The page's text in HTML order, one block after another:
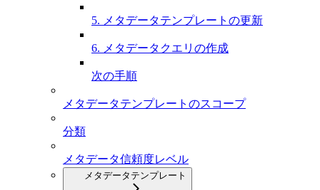
5. メタデータテンプレートの更新
6. メタデータクエリの作成
次の手順
メタデータテンプレートのスコープ
分類
メタデータ信頼度レベル
メタデータテンプレート